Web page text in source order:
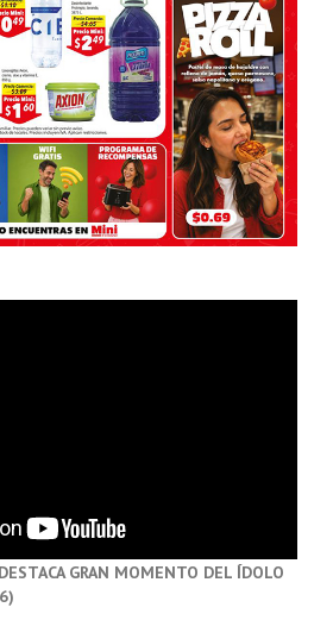
DESTACA GRAN MOMENTO DEL ÍDOLO